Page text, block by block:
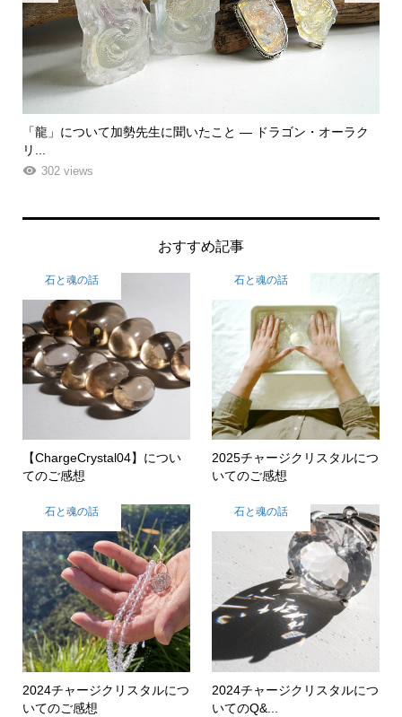
「飾る」から「使う」へ。鉱物と植物が織りなす贅沢なフラワ
ーエ...
261 views
おすすめ記事
石と魂の話
【ChargeCrystal04】につい
てのご感想
石と魂の話
2025チャージクリスタルにつ
いてのご感想
石と魂の話
2024チャージクリスタルにつ
いてのご感想
石と魂の話
2024チャージクリスタルにつ
いてのQ&...